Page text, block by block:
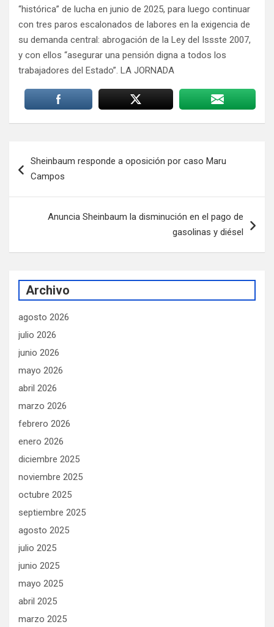
“histórica” de lucha en junio de 2025, para luego continuar
con tres paros escalonados de labores en la exigencia de
su demanda central: abrogación de la Ley del Issste 2007,
y con ellos “asegurar una pensión digna a todos los
trabajadores del Estado”. LA JORNADA
de
Sheinbaum responde a oposición por caso Maru
Campos
Anuncia Sheinbaum la disminución en el pago de
gasolinas y diésel
Archivo
agosto 2026
julio 2026
junio 2026
mayo 2026
abril 2026
marzo 2026
febrero 2026
enero 2026
diciembre 2025
noviembre 2025
octubre 2025
septiembre 2025
agosto 2025
julio 2025
junio 2025
mayo 2025
abril 2025
marzo 2025